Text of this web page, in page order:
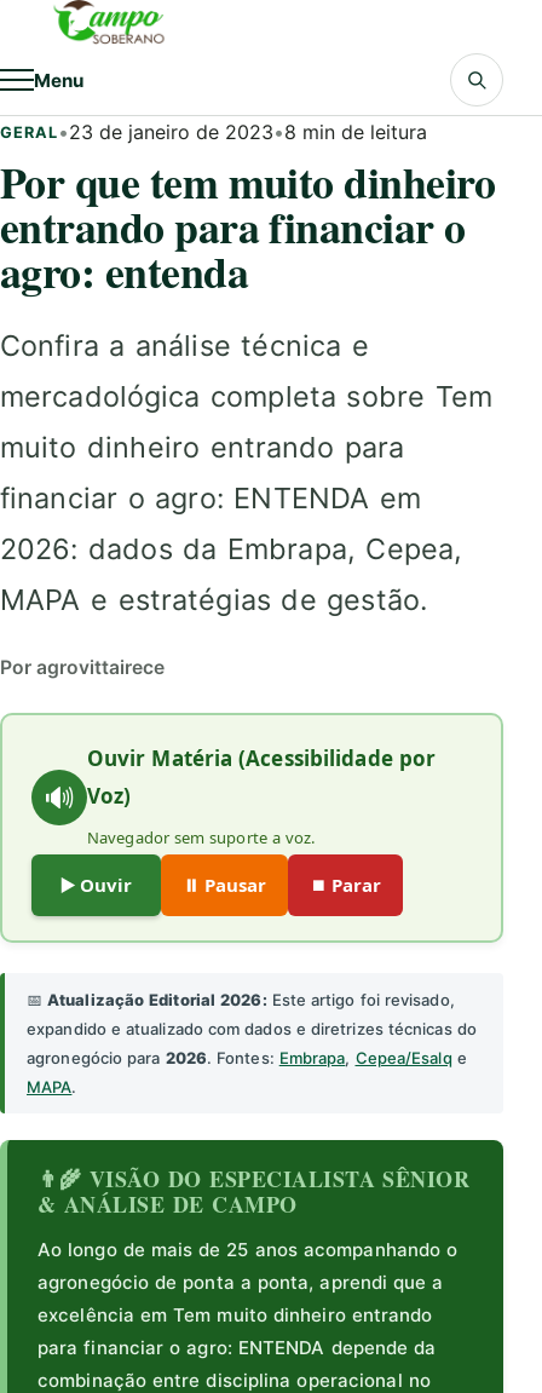
Pular para o conteúdo
Menu
GERAL •23 de janeiro de 2023•8 min de leitura
Por que tem muito dinheiro
entrando para financiar o
agro: entenda
Confira a análise técnica e
mercadológica completa sobre Tem
muito dinheiro entrando para
financiar o agro: ENTENDA em
2026: dados da Embrapa, Cepea,
MAPA e estratégias de gestão.
Por agrovittairece
🔊
Ouvir Matéria (Acessibilidade por
Voz)
Navegador sem suporte a voz.
▶️ Ouvir ⏸️ Pausar ⏹️ Parar
📅Atualização Editorial 2026: Este artigo foi revisado,
expandido e atualizado com dados e diretrizes técnicas do
agronegócio para 2026. Fontes: Embrapa, Cepea/Esalq e
MAPA.
👨‍🌾 VISÃO DO ESPECIALISTA SÊNIOR
& ANÁLISE DE CAMPO
Ao longo de mais de 25 anos acompanhando o
agronegócio de ponta a ponta, aprendi que a
excelência em Tem muito dinheiro entrando
para financiar o agro: ENTENDA depende da
combinação entre disciplina operacional no